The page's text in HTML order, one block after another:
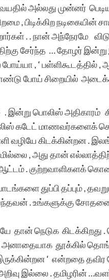
அல்லது முன்னர்
, பிடிக்கிற​
. .​ நான் அந்நேரமே
சேர்ந்த … தோழர்
, ‘ பள்ளிகூடத்தில் ,
போய் சிறையில்
. இன்று பொலிஸ் அதிகாரம்
கடேட் மாணவர்களைக்
கிடக்கின்றன .
, அது தான்
. குற்றவாளிகளக்
பாடங்களை துப்பி தப்பும்
வந்தவன் . உங்களுக்கு
தான் நெடுக​ கிடக்கிறது .
தூக்கில்
‘ என்றதை தவிர​ வேற​
இல்லை . தமிழரின்